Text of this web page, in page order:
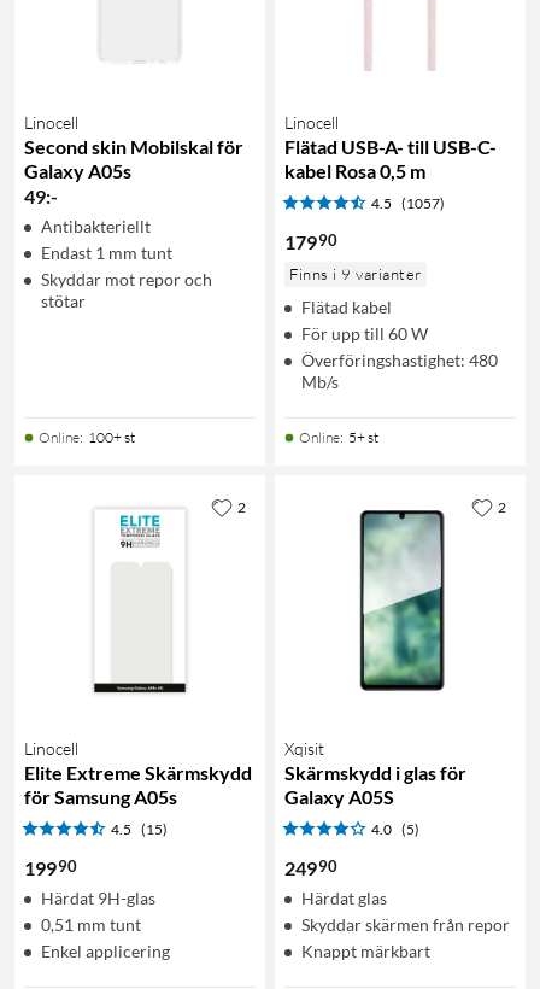
Linocell
Second skin Mobilskal för
Galaxy A05s
49:-
Antibakteriellt
Endast 1 mm tunt
Skyddar mot repor och
stötar
Online: 100+ st
Linocell
Flätad USB-A- till USB-C-
kabel Rosa 0,5 m
4.5 (1057)
17990
Finns i 9 varianter
Flätad kabel
För upp till 60 W
Överföringshastighet: 480
Mb/s
Online: 5+ st
Linocell
Elite Extreme Skärmskydd
för Samsung A05s
4.5 (15)
19990
Härdat 9H-glas
0,51 mm tunt
Enkel applicering
2
Xqisit
Skärmskydd i glas för
Galaxy A05S
4.0 (5)
24990
Härdat glas
Skyddar skärmen från repor
Knappt märkbart
2